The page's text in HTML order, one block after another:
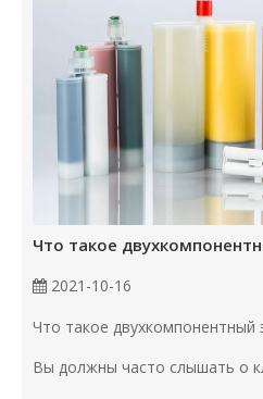
2021-10-16
Что такое двухкомпонентный
Вы должны часто слышать о